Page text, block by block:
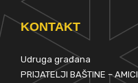
KONTAKT
Udruga građana
PRIJATELJI BAŠTINE –